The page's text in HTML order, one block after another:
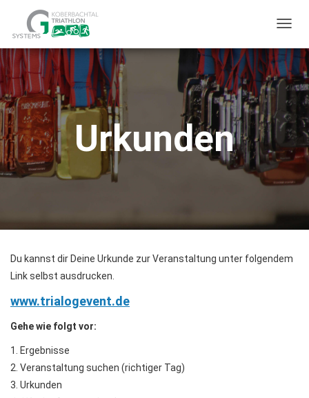
O
G
G
L
E
A
I
Urkunden
Du kannst dir Deine Urkunde zur Veranstaltung unter folgendem
Link selbst ausdrucken.
www.trialogevent.de
Gehe wie folgt vor:
1. Ergebnisse
2. Veranstaltung suchen (richtiger Tag)
3. Urkunden